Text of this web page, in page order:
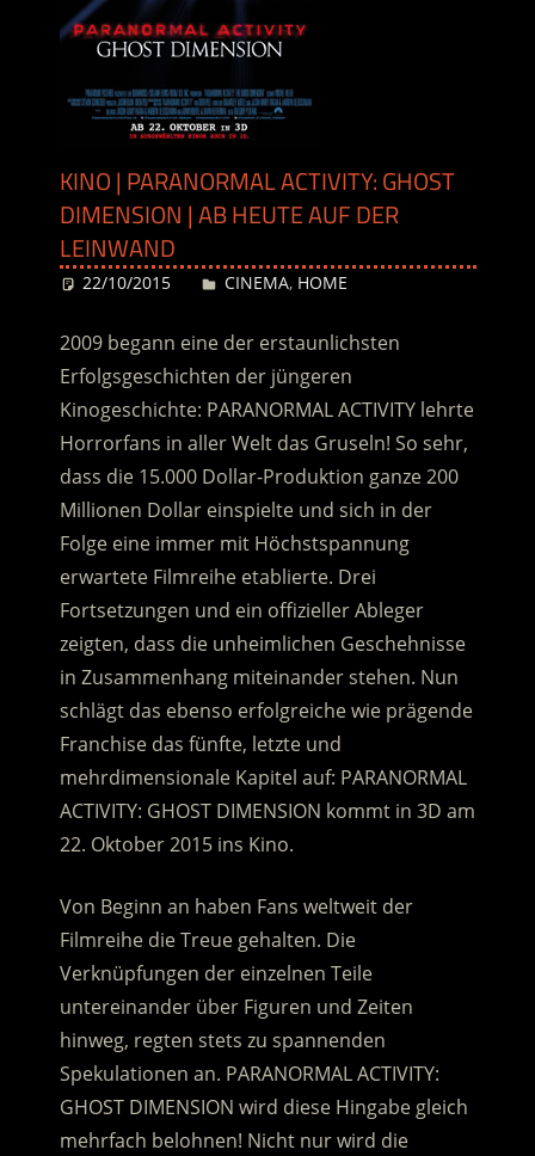
KINO | PARANORMAL ACTIVITY: GHOST
DIMENSION | AB HEUTE AUF DER
LEINWAND
22/10/2015 Desiree
CINEMA, HOME
2009 begann eine der erstaunlichsten
Erfolgsgeschichten der jüngeren
Kinogeschichte: PARANORMAL ACTIVITY lehrte
Horrorfans in aller Welt das Gruseln! So sehr,
dass die 15.000 Dollar-Produktion ganze 200
Millionen Dollar einspielte und sich in der
Folge eine immer mit Höchstspannung
erwartete Filmreihe etablierte. Drei
Fortsetzungen und ein offizieller Ableger
zeigten, dass die unheimlichen Geschehnisse
in Zusammenhang miteinander stehen. Nun
schlägt das ebenso erfolgreiche wie prägende
Franchise das fünfte, letzte und
mehrdimensionale Kapitel auf: PARANORMAL
ACTIVITY: GHOST DIMENSION kommt in 3D am
22. Oktober 2015 ins Kino.
Von Beginn an haben Fans weltweit der
Filmreihe die Treue gehalten. Die
Verknüpfungen der einzelnen Teile
untereinander über Figuren und Zeiten
hinweg, regten stets zu spannenden
Spekulationen an. PARANORMAL ACTIVITY:
GHOST DIMENSION wird diese Hingabe gleich
mehrfach belohnen! Nicht nur wird die